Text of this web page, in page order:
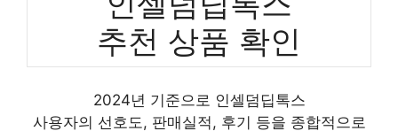
추천 상품 확인
2024년 기준으로 인셀덤딥톡스
사용자의 선호도, 판매실적, 후기 등을 종합적으로